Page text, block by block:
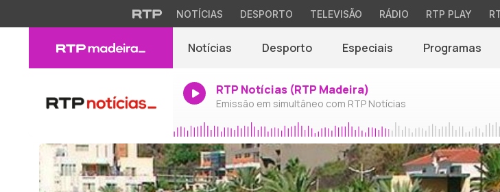
NOTÍCIAS DESPORTO TELEVISÃO RÁDIO RTP PLAY
Notícias Desporto Especiais Programas
RTP Notícias (RTP Madeira)
Emissão em simultâneo com RTP Notícias